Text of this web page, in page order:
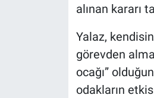
alınan kararı
Yalaz,
görevden
ocağı”
odakların